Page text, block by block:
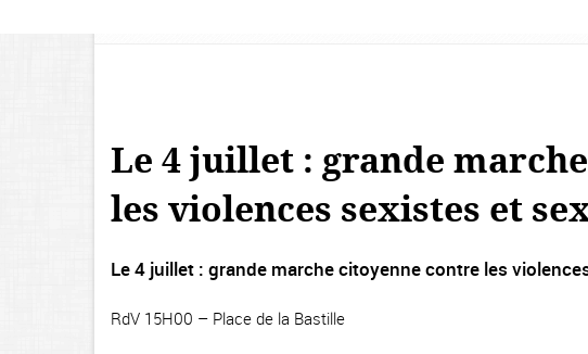
Le 4 juillet : grande
les violences sexistes et
Le 4 juillet : grande marche citoyenne contre les
RdV 15H00 – Place de la Bastille